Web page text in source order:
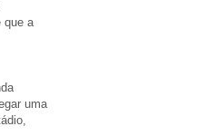
que a
uma